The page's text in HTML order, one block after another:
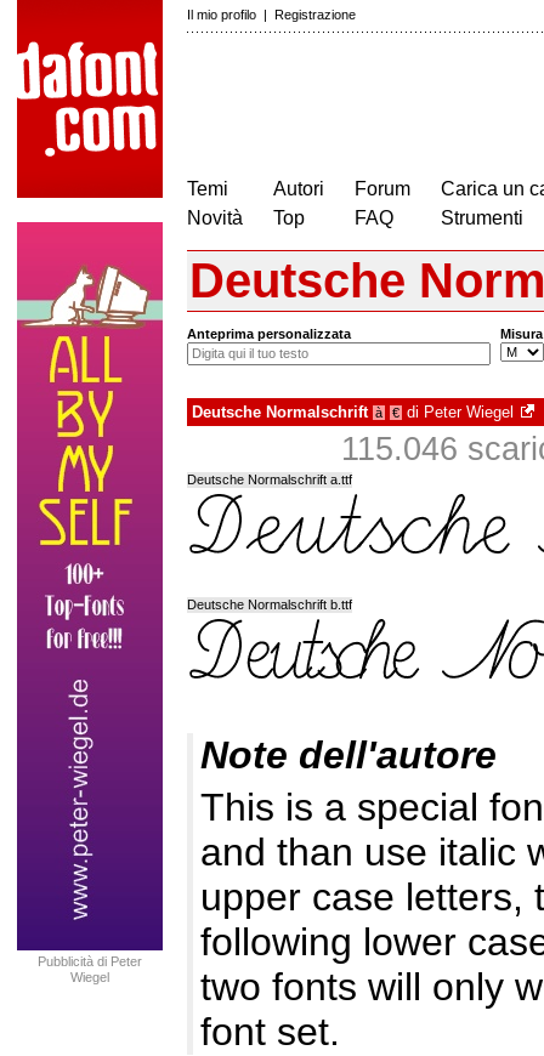
Il mio profilo | Registrazione
Temi
Novità
Autori
Top
Forum
FAQ
Carica un
Strumenti
Pubblicità di Peter
Wiegel
Deutsche
Anteprima personalizzata Misura
Deutsche Normalschrift à € di Peter Wiegel
115.046
Deutsche Normalschrift a.ttf
Deutsche Normalschrift b.ttf
Note dell'autore
This is a special
and than use italic
upper case letters,
following lower
two fonts will only
font set.